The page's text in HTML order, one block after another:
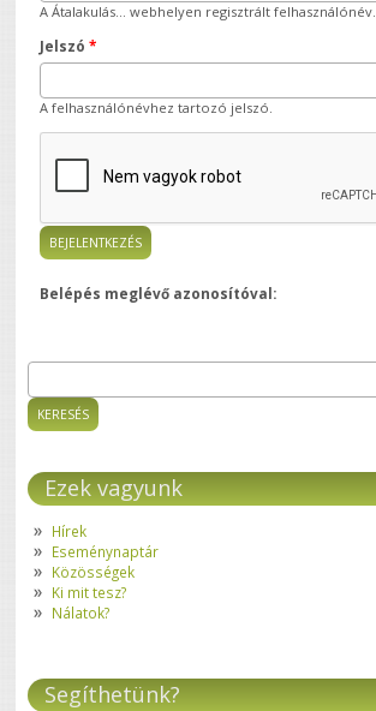
A Átalakulás... webhelyen regisztrált felhasználónév.
Jelszó*
A felhasználónévhez tartozó jelszó.
Belépés meglévő azonosítóval:
Keresés űrlap
Ezek vagyunk
Hírek
Eseménynaptár
Közösségek
Ki mit tesz?
Nálatok?
Segíthetünk?